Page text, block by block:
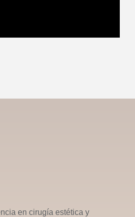
en cirugía estética y